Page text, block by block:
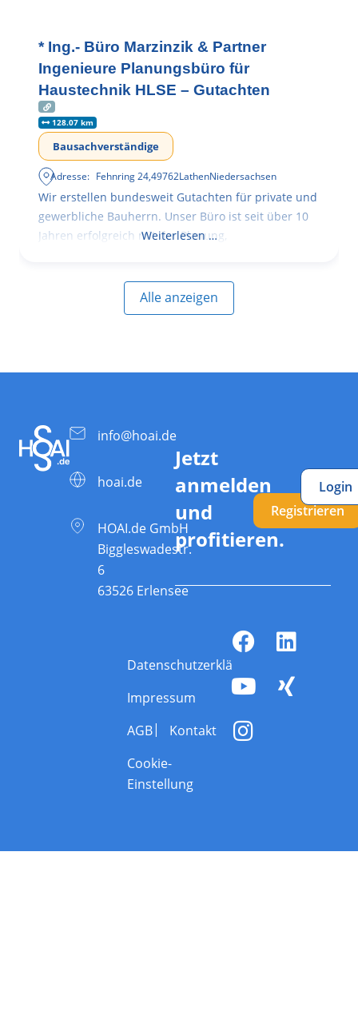
* Ing.- Büro Marzinzik & Partner
Ingenieure Planungsbüro für
Haustechnik HLSE – Gutachten
128.07 km
Bausachverständige
Adresse: Fehnring 24,49762LathenNiedersachsen
Wir erstellen bundesweit Gutachten für private und
gewerbliche Bauherrn. Unser Büro ist seit über 10
Jahren erfolgreich mit der Planung,
Weiterlesen …
Alle anzeigen
info@hoai.de
hoai.de
HOAI.de GmbH
Biggleswadestr.
6
63526 Erlensee
Jetzt
anmelden
und
profitieren.
Registrieren
Login
Datenschutzerklärung
Impressum
AGB
Kontakt
Cookie-
Einstellung